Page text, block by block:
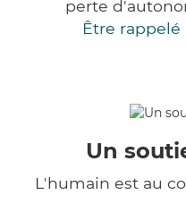
perte
Être
Un
L'humain est au